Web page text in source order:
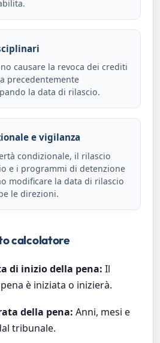
causare la revoca dei crediti
precedentemente
la data di rilascio.
e vigilanza
condizionale, il rilascio
e i programmi di detenzione
modificare la data di rilascio
le direzioni.
calcolatore
di inizio della pena: Il
è iniziata o inizierà.
della pena: Anni, mesi e
tribunale.